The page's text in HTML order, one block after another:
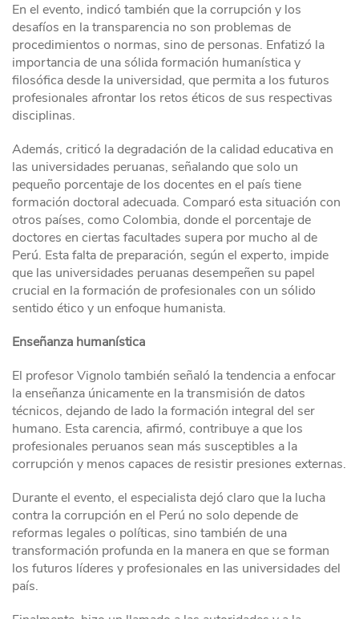
En el evento, indicó también que la corrupción y los
desafíos en la transparencia no son problemas de
procedimientos o normas, sino de personas. Enfatizó la
importancia de una sólida formación humanística y
filosófica desde la universidad, que permita a los futuros
profesionales afrontar los retos éticos de sus respectivas
disciplinas.
Además, criticó la degradación de la calidad educativa en
las universidades peruanas, señalando que solo un
pequeño porcentaje de los docentes en el país tiene
formación doctoral adecuada. Comparó esta situación con
otros países, como Colombia, donde el porcentaje de
doctores en ciertas facultades supera por mucho al de
Perú. Esta falta de preparación, según el experto, impide
que las universidades peruanas desempeñen su papel
crucial en la formación de profesionales con un sólido
sentido ético y un enfoque humanista.
Enseñanza humanística
El profesor Vignolo también señaló la tendencia a enfocar
la enseñanza únicamente en la transmisión de datos
técnicos, dejando de lado la formación integral del ser
humano. Esta carencia, afirmó, contribuye a que los
profesionales peruanos sean más susceptibles a la
corrupción y menos capaces de resistir presiones externas.
Durante el evento, el especialista dejó claro que la lucha
contra la corrupción en el Perú no solo depende de
reformas legales o políticas, sino también de una
transformación profunda en la manera en que se forman
los futuros líderes y profesionales en las universidades del
país.